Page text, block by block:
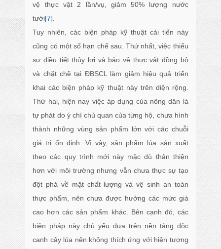
vệ thực vật 2 lần/vụ, giảm 50% lượng nước
tưới[7]
Tuy nhiên, các biện pháp kỹ thuật cải tiến này
cũng có một số hạn chế sau. Thứ nhất, việc thiếu
sự điều tiết thủy lợi và bảo vệ thực vật đồng bộ
và chặt chẽ tại ĐBSCL làm giảm hiệu quả triển
khai các biện pháp kỹ thuật này trên diện rộng.
Thứ hai, hiện nay việc áp dụng của nông dân là
tự phát do ý chí chủ quan của từng hộ, chưa hình
thành những vùng sản phẩm lớn với các chuỗi
giá trị ổn định. Vì vậy, sản phẩm lúa sản xuất
theo các quy trình mới này mặc dù thân thiện
hơn với môi trường nhưng vẫn chưa thực sự tạo
đột phá về mặt chất lượng và vệ sinh an toàn
thực phẩm, nên chưa được hưởng các mức giá
cao hơn các sản phẩm khác. Bên cạnh đó, các
biện pháp này chủ yếu dựa trên nền tảng độc
canh cây lúa nên không thích ứng với hiện tượng